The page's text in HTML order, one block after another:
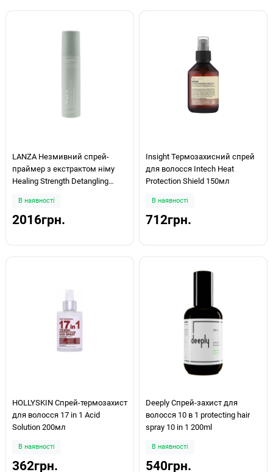
LANZA Незмивний спрей-
праймер з екстрактом німу
Healing Strength Detangling
В наявності
2016грн.
Insight Термозахисний спрей
для волосся Intech Heat
Protection Shield 150мл
В наявності
712грн.
HOLLYSKIN Спрей-термозахист
для волосся 17 in 1 Acid
Solution 200мл
В наявності
362грн.
Deeply Спрей-захист для
волосся 10 в 1 protecting hair
spray 10 in 1 200ml
В наявності
540грн.